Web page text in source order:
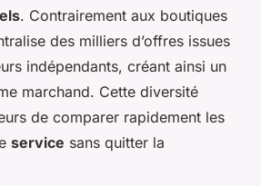
. Contrairement aux boutiques
des milliers d’offres issues
indépendants, créant ainsi un
marchand. Cette diversité
de comparer rapidement les
service sans quitter la